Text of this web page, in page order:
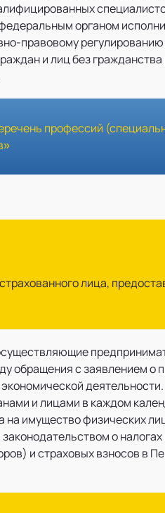
органом
правовому
и лиц без
профессий
лица,
обращения с заявлением о
деятельности.
и лицами в каждом
имущество физических
о
и страховых взносов в